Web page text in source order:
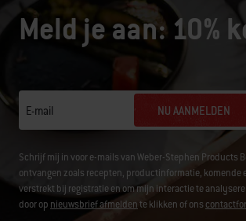
Meld je aan: 10%
E-mail NU AANMELDEN
Schrijf mij in voor e-mails van Weber-Stephen Products
ontvangen zoals recepten, productinformatie,
verstrekt bij registratie en om mijn interactie te
door op nieuwsbrief afmeldente klikken of ons